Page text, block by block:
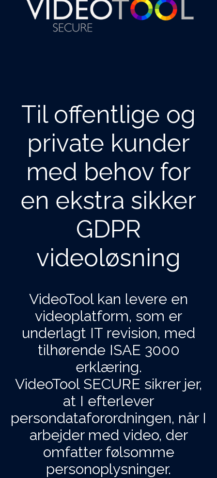
Til offentlige og
private kunder
med behov for
en ekstra sikker
GDPR
videoløsning
VideoTool kan levere en
videoplatform, som er
underlagt IT revision, med
tilhørende ISAE 3000
erklæring.
VideoTool SECURE sikrer jer,
at I efterlever
persondataforordningen, når I
arbejder med video, der
omfatter følsomme
personoplysninger.